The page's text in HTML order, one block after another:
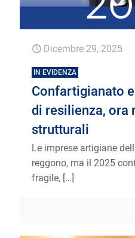
Dicembre 29, 2025
IN EVIDENZA
Confartigianato
di resilienza, ora
strutturali
Le imprese artigiane
reggono, ma il 2025
fragile, […]